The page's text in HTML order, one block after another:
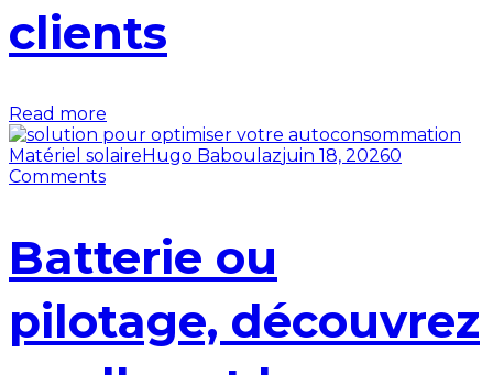
clients
Read more
Matériel solaireHugo Baboulazjuin 18, 20260
Comments
Batterie ou
pilotage, découvrez